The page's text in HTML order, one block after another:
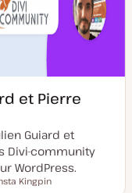
et Pierre
Guiard et
Divi-community
WordPress.
Kingpin